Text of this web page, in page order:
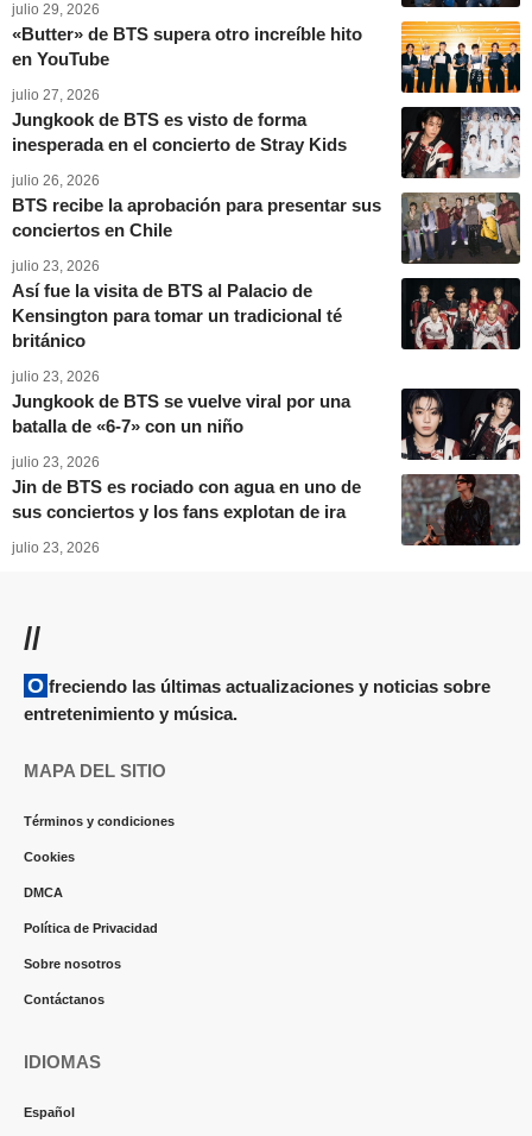
julio 29, 2026
«Butter» de BTS supera otro increíble hito
en YouTube
julio 27, 2026
Jungkook de BTS es visto de forma
inesperada en el concierto de Stray Kids
julio 26, 2026
BTS recibe la aprobación para presentar sus
conciertos en Chile
julio 23, 2026
Así fue la visita de BTS al Palacio de
Kensington para tomar un tradicional té
británico
julio 23, 2026
Jungkook de BTS se vuelve viral por una
batalla de «6-7» con un niño
julio 23, 2026
Jin de BTS es rociado con agua en uno de
sus conciertos y los fans explotan de ira
julio 23, 2026
//
Ofreciendo las últimas actualizaciones y noticias sobre
entretenimiento y música.
MAPA DEL SITIO
Términos y condiciones
Cookies
DMCA
Política de Privacidad
Sobre nosotros
Contáctanos
IDIOMAS
Español